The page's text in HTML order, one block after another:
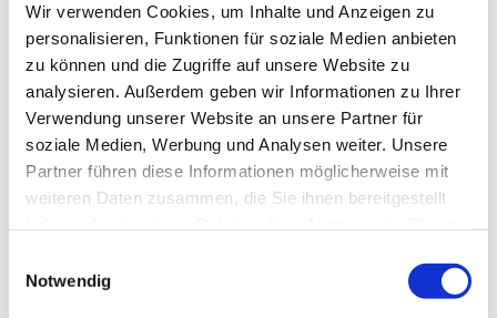
Wir verwenden Cookies, um Inhalte und Anzeigen zu
personalisieren, Funktionen für soziale Medien anbieten
zu können und die Zugriffe auf unsere Website zu
analysieren. Außerdem geben wir Informationen zu Ihrer
Verwendung unserer Website an unsere Partner für
soziale Medien, Werbung und Analysen weiter. Unsere
Partner führen diese Informationen möglicherweise mit
weiteren Daten zusammen, die Sie ihnen bereitgestellt
Notwendig